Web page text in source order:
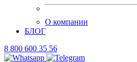
О компании
БЛОГ
8 800 600 35 56